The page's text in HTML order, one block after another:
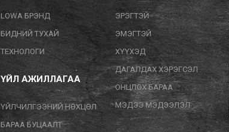
LOWA БРЭНД
БИДНИЙ ТУХАЙ
ТЕХНОЛОГИ
ҮЙЛ АЖИЛЛАГАА
ҮЙЛЧИЛГЭЭНИЙ НӨХЦӨЛ
БАРАА БУЦААЛТ
ЭРЭГТЭЙ
ЭМЭГТЭЙ
ХҮҮХЭД
ДАГАЛДАХ ХЭРЭГСЭЛ
ОНЦЛОХ БАРАА
МЭДЭЭ МЭДЭЭЛЭЛ